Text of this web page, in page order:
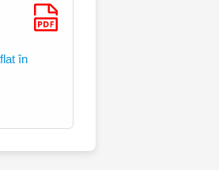
în